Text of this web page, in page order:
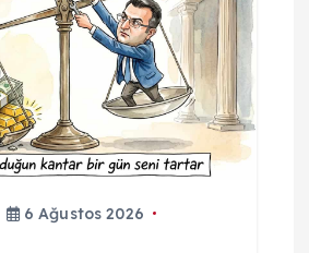
6 Ağustos 2026